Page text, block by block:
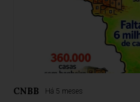
CNBB Há 5 meses